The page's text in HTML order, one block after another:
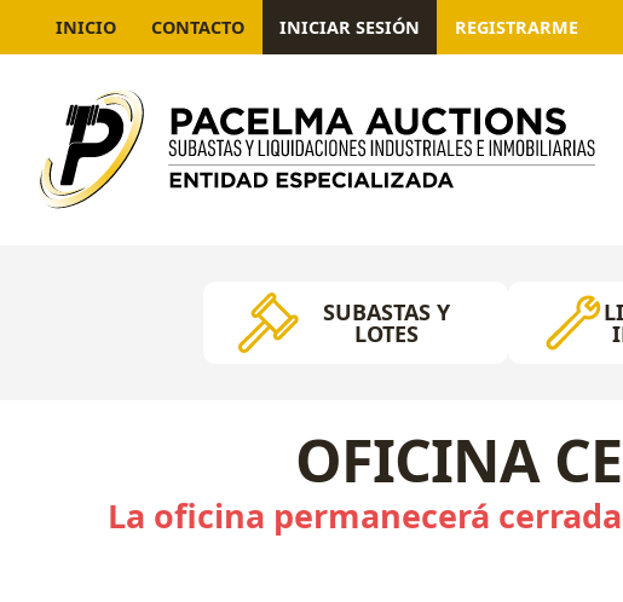
INICIO CONTACTO INICIAR SESIÓN REGISTRARME
SUBASTAS Y
LOTES
OFICINA
La oficina permanecerá